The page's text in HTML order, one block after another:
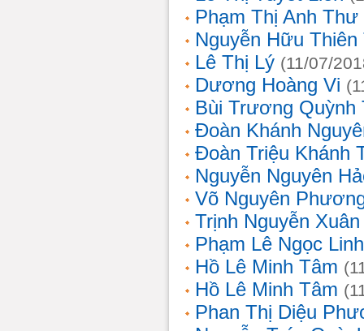
Phạm Thị Anh Thư
Nguyễn Hữu Thiên
Lê Thị Lý (11/07/
Dương Hoàng Vi
Bùi Trương Quỳnh
Đoàn Khánh
Đoàn Triệu Khánh
Nguyễn Nguyên
Võ Nguyên
Trịnh Nguyễn
Phạm Lê Ngọc Linh
Hồ Lê Minh Tâm
Hồ Lê Minh Tâm
Phan Thị Diệu